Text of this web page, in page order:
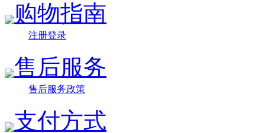
购物指南
注册登录
售后服务
售后服务政策
支付方式